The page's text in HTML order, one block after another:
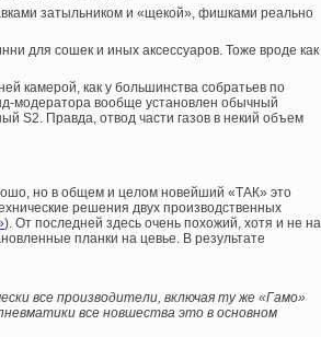
затыльником и «щекой», фишками реально
для сошек и иных аксессуаров. Тоже вроде как
камерой, как у большинства собратьев по
модератора вообще установлен обычный
S2. Правда, отвод части газов в некий объем
но в общем и целом новейший «ТАК» это
решения двух производственных
). От последней здесь очень похожий, хотя и не на
планки на цевье. В результате
все производители, включая ту же «Гамо»
все новшества это в основном